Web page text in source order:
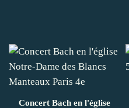
Concert Bach en l'église